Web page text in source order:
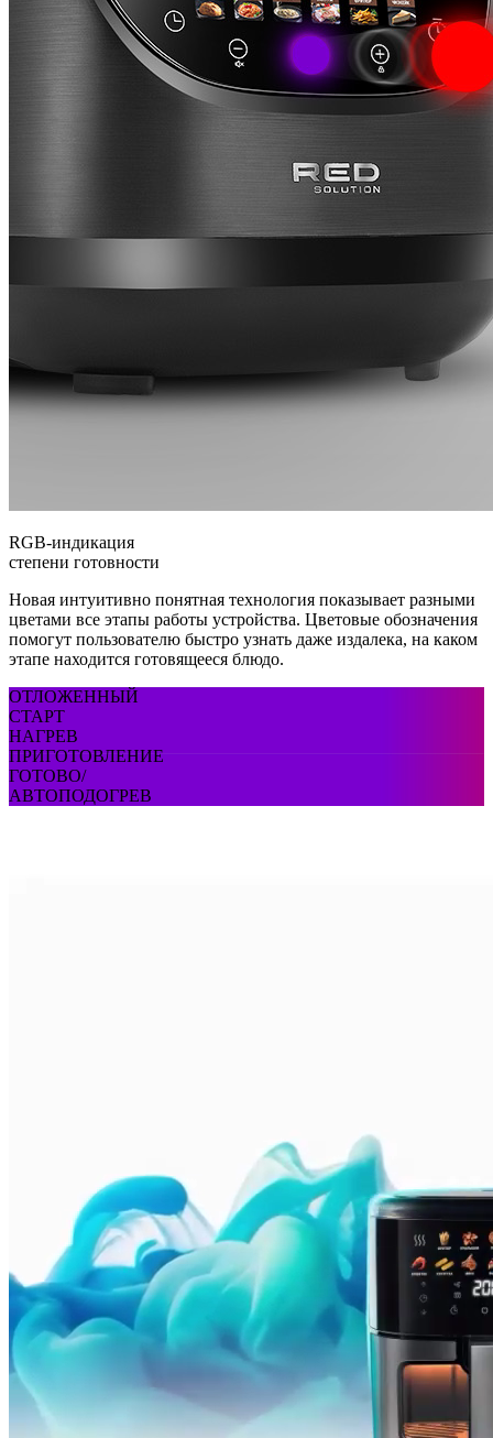
RGB-индикация
степени готовности
Новая интуитивно понятная технология показывает разными
цветами все этапы работы устройства. Цветовые обозначения
помогут пользователю быстро узнать даже издалека, на каком
этапе находится готовящееся блюдо.
ОТЛОЖЕННЫЙ
СТАРТ
НАГРЕВ
ПРИГОТОВЛЕНИЕ
ГОТОВО/
АВТОПОДОГРЕВ